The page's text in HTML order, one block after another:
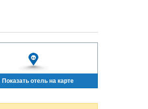
Показать отель на карте